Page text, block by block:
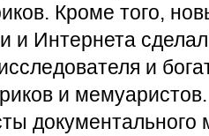
Кроме того,
и Интернета
и
и